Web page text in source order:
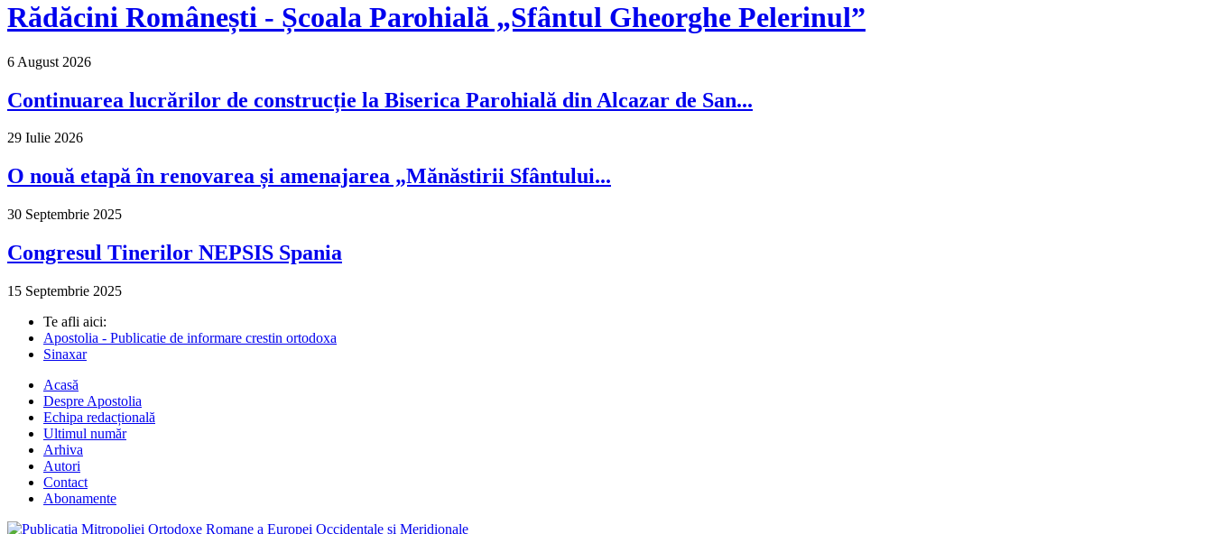
Rădăcini Românești - Școala Parohială „Sfântul Gheorghe Pelerinul”
6 August 2026
Continuarea lucrărilor de construcție la Biserica Parohială din Alcazar de San...
29 Iulie 2026
O nouă etapă în renovarea și amenajarea „Mănăstirii Sfântului...
30 Septembrie 2025
Congresul Tinerilor NEPSIS Spania
15 Septembrie 2025
Te afli aici:
Apostolia - Publicatie de informare crestin ortodoxa
Sinaxar
Acasă
Despre Apostolia
Echipa redacțională
Ultimul număr
Arhiva
Autori
Contact
Abonamente